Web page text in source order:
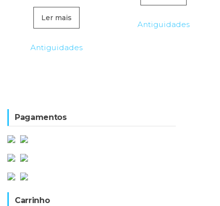
Ler mais
Antiguidades
Antiguidades
Pagamentos
Carrinho